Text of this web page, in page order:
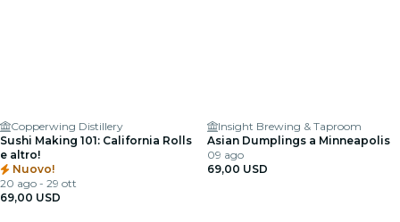
Copperwing Distillery
Sushi Making 101: California Rolls
e altro!
Nuovo!
20 ago - 29 ott
69,00 USD
Insight Brewing & Taproom
Asian Dumplings a Minneapolis
09 ago
69,00 USD